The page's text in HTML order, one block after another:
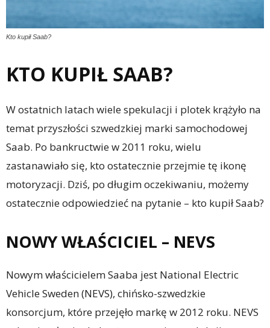
Kto kupił Saab?
KTO KUPIŁ SAAB?
W ostatnich latach wiele spekulacji i plotek krążyło na
temat przyszłości szwedzkiej marki samochodowej
Saab. Po bankructwie w 2011 roku, wielu
zastanawiało się, kto ostatecznie przejmie tę ikonę
motoryzacji. Dziś, po długim oczekiwaniu, możemy
ostatecznie odpowiedzieć na pytanie – kto kupił Saab?
NOWY WŁAŚCICIEL – NEVS
Nowym właścicielem Saaba jest National Electric
Vehicle Sweden (NEVS), chińsko-szwedzkie
konsorcjum, które przejęło markę w 2012 roku. NEVS